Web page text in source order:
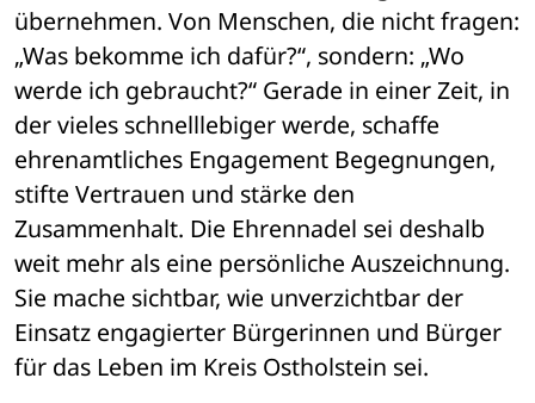
übernehmen. Von Menschen, die nicht fragen:
„Was bekomme ich dafür?“, sondern: „Wo
werde ich gebraucht?“ Gerade in einer Zeit, in
der vieles schnelllebiger werde, schaffe
ehrenamtliches Engagement Begegnungen,
stifte Vertrauen und stärke den
Zusammenhalt. Die Ehrennadel sei deshalb
weit mehr als eine persönliche Auszeichnung.
Sie mache sichtbar, wie unverzichtbar der
Einsatz engagierter Bürgerinnen und Bürger
für das Leben im Kreis Ostholstein sei.